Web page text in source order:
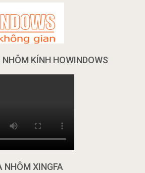
KÍNH HOWINDOWS
NHÔM XINGFA